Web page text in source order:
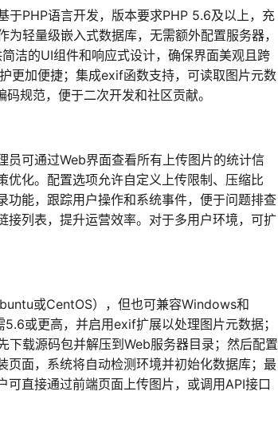
于PHP语言开发，版本要求PHP 5.6及以上，充
轻量级嵌入式数据库，无需额外配置服务器，
洁的UI组件和响应式设计，确保界面美观且跨
更加便捷；集成exif函数支持，可读取图片元数
规范，便于二次开发和社区贡献。
员可通过Web界面查看所有上传图片的统计信
化。配置选项允许自定义上传限制、压缩比
能，跟踪用户操作和系统事件，便于问题排查
列表，提升运营效率。对于多用户环境，可扩
或CentOS），但也可兼容Windows和
或更高，并启用exif扩展以处理图片元数据；
载源码包并解压到Web服务器目录；然后配置
页面，系统将自动检测环境并初始化数据库；最
直接通过前端页面上传图片，或调用API接口